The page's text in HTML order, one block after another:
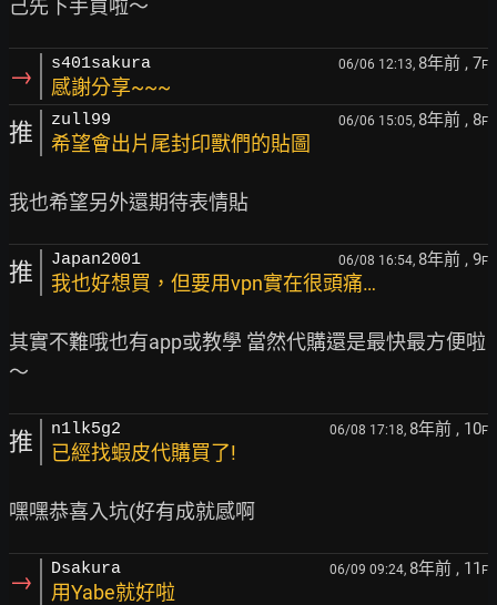
→ s401sakura 06/06 12:13, 8年前 , 7F
感謝分享~~~
推 zull99 06/06 15:05, 8年前 , 8F
希望會出片尾封印獸們的貼圖
推 Japan2001 06/08 16:54, 8年前 , 9F
我也好想買，但要用vpn實在很頭痛…
其實不難哦也有app或教學 當然代購還是最快最方便啦
推 n1lk5g2 06/08 17:18, 8年前 , 10F
已經找蝦皮代購買了!
→ Dsakura 06/09 09:24, 8年前 , 11 F
用Yabe就好啦